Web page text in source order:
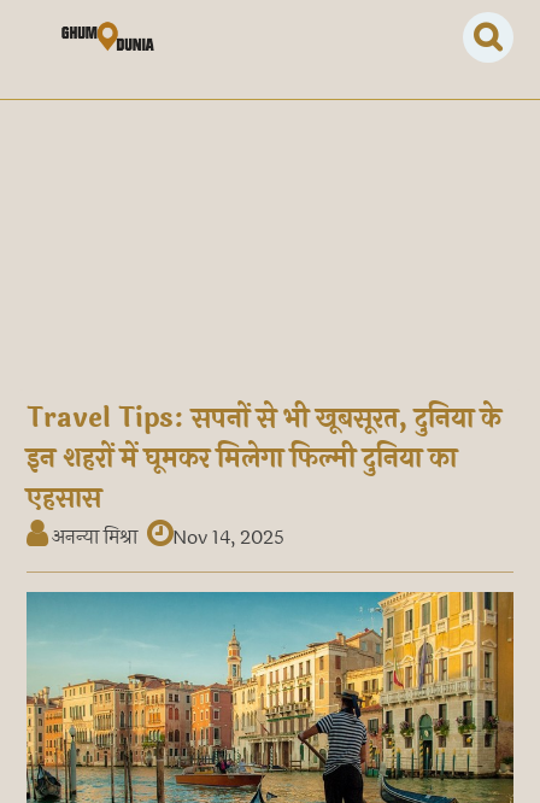
Travel Tips: सपनों से भी खूबसूरत, दुनिया के
इन शहरों में घूमकर मिलेगा फिल्मी दुनिया का
एहसास
अनन्या मिश्रा Nov 14, 2025